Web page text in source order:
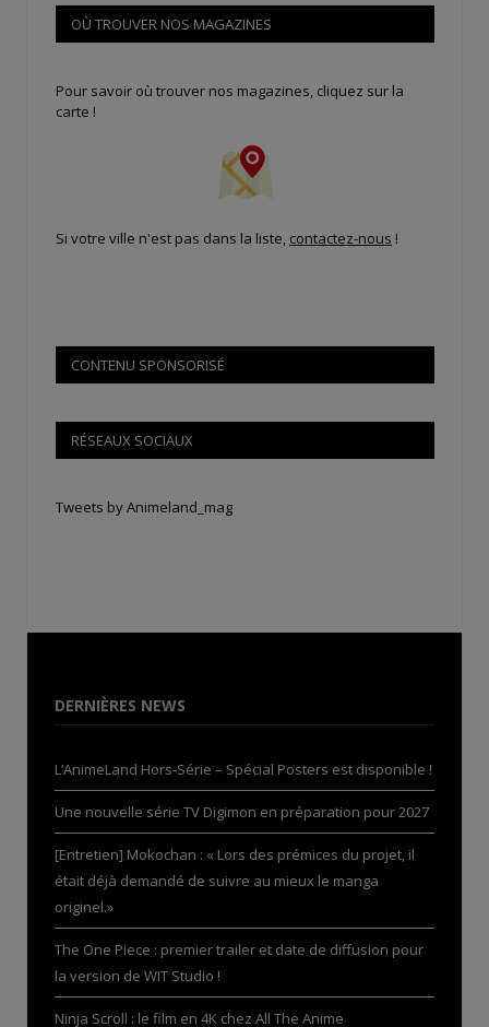
OÙ TROUVER NOS MAGAZINES
Pour savoir où trouver nos magazines, cliquez sur la
carte !
Si votre ville n'est pas dans la liste, contactez-nous !
CONTENU SPONSORISÉ
RÉSEAUX SOCIAUX
Tweets by Animeland_mag
DERNIÈRES NEWS
L’AnimeLand Hors-Série – Spécial Posters est disponible !
Une nouvelle série TV Digimon en préparation pour 2027
[Entretien] Mokochan : « Lors des prémices du projet, il
était déjà demandé de suivre au mieux le manga
originel.»
The One Piece : premier trailer et date de diffusion pour
la version de WIT Studio !
Ninja Scroll : le film en 4K chez All The Anime